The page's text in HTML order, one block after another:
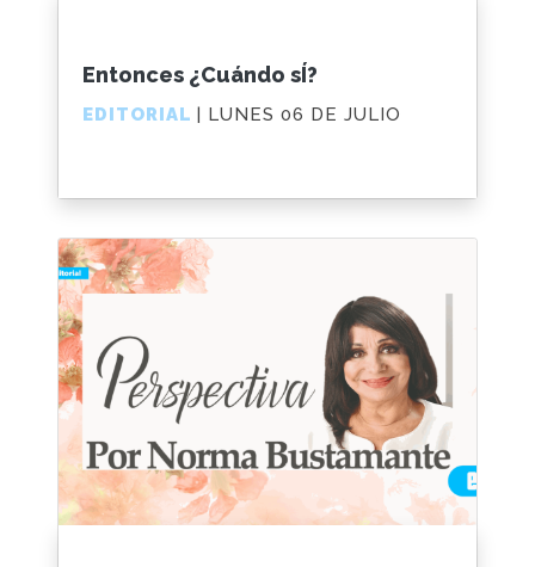
Entonces ¿Cuándo sÍ?
EDITORIAL | LUNES 06 DE JULIO